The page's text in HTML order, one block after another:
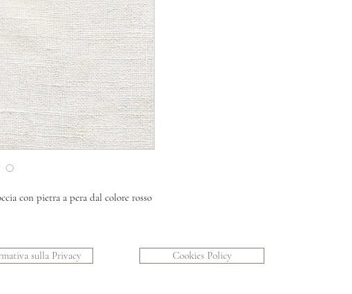
con pietra a pera dal colore rosso
sulla Privacy Cookies Policy